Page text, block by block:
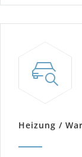
Heizung /